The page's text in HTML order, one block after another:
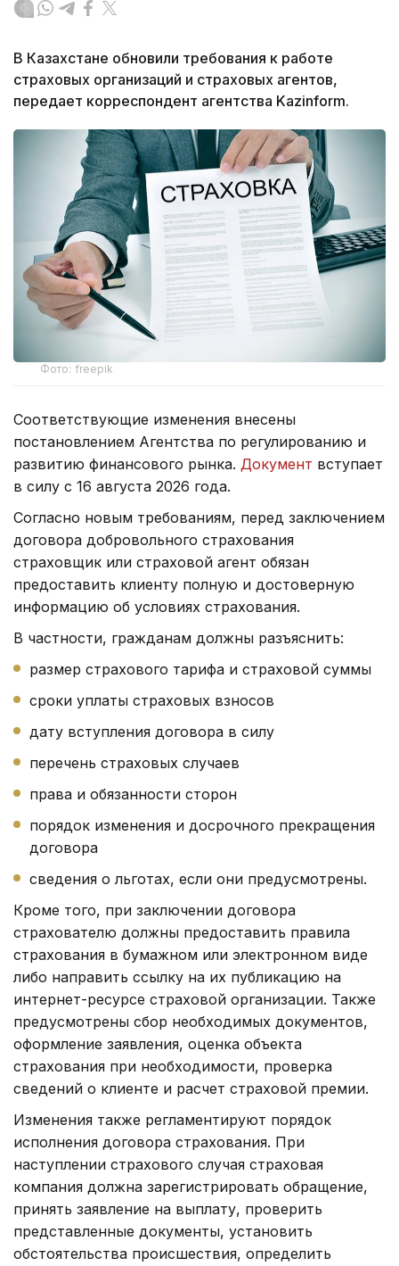
В Казахстане обновили требования к работе
страховых организаций и страховых агентов,
передает корреспондент агентства Kazinform.
Фото: freepik
Соответствующие изменения внесены
постановлением Агентства по регулированию и
развитию финансового рынка. Документ вступает
в силу с 16 августа 2026 года.
Согласно новым требованиям, перед заключением
договора добровольного страхования
страховщик или страховой агент обязан
предоставить клиенту полную и достоверную
информацию об условиях страхования.
В частности, гражданам должны разъяснить:
размер страхового тарифа и страховой суммы
сроки уплаты страховых взносов
дату вступления договора в силу
перечень страховых случаев
права и обязанности сторон
порядок изменения и досрочного прекращения
договора
сведения о льготах, если они предусмотрены.
Кроме того, при заключении договора
страхователю должны предоставить правила
страхования в бумажном или электронном виде
либо направить ссылку на их публикацию на
интернет-ресурсе страховой организации. Также
предусмотрены сбор необходимых документов,
оформление заявления, оценка объекта
страхования при необходимости, проверка
сведений о клиенте и расчет страховой премии.
Изменения также регламентируют порядок
исполнения договора страхования. При
наступлении страхового случая страховая
компания должна зарегистрировать обращение,
принять заявление на выплату, проверить
представленные документы, установить
обстоятельства происшествия, определить